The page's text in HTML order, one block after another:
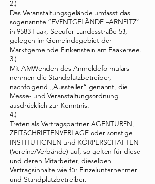
2.)
Das Veranstaltungsgelände umfasst das
sogenannte “EVENTGELÄNDE –ARNEITZ”
in 9583 Faak, Seeufer Landesstraße 53,
gelegen im Gemeindegebiet der
Marktgemeinde Finkenstein am Faakersee.
3.)
Mit AMWenden des Anmeldeformulars
nehmen die Standplatzbetreiber,
nachfolgend „Aussteller“ genannt, die
Messe- und Veranstaltungsordnung
ausdrücklich zur Kenntnis.
4.)
Treten als Vertragspartner AGENTUREN,
ZEITSCHRIFTENVERLAGE oder sonstige
INSTITUTIONEN und KÖRPERSCHAFTEN
(Vereine/Verbände) auf, so gelten für diese
und deren Mitarbeiter, dieselben
Vertragsinhalte wie für Einzelunternehmer
und Standplatzbetreiber.